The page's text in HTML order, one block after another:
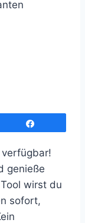
genieße
wirst du
sofort,